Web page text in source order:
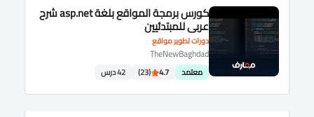
دورات تطوير مواقع
كورس برمجة المواقع بلغة asp.net شرح
عربى للمبتدئيين
TheNewBaghdad
معتمد 4.7
(23) 42 درس